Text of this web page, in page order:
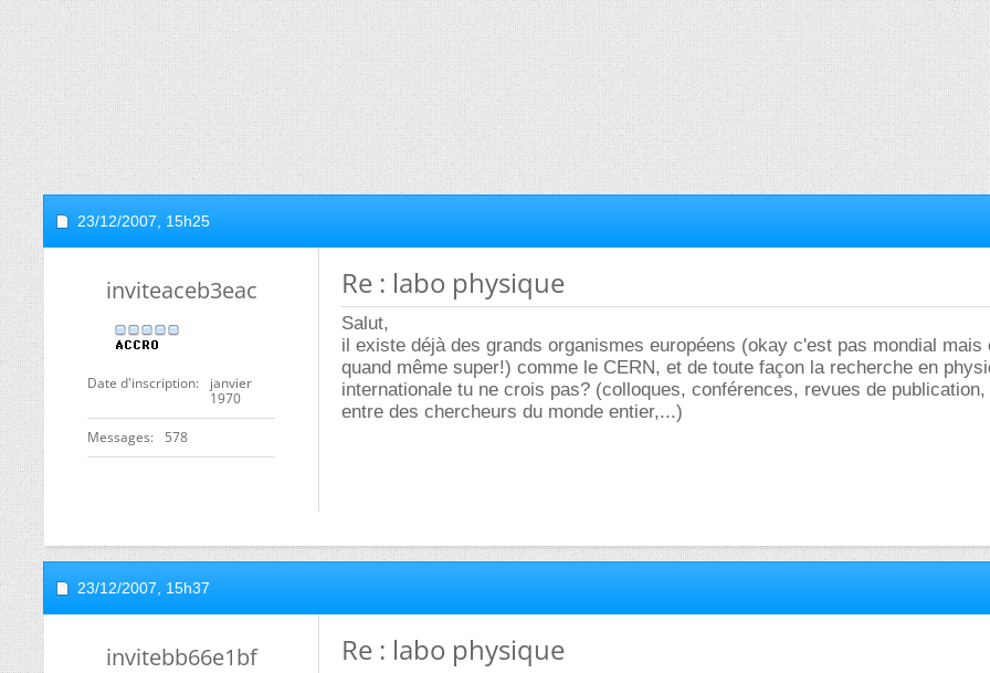
23/12/2007, 15h25
inviteaceb3eac
Date d'inscription
janvier
1970
Messages 578
Re : labo physique
Salut,
il existe déjà des grands organismes européens (okay c'est pas mondial mais
quand même super!) comme le CERN, et de toute façon la recherche en
internationale tu ne crois pas? (colloques, conférences, revues de
entre des chercheurs du monde entier,...)
23/12/2007, 15h37
invitebb66e1bf Re : labo physique